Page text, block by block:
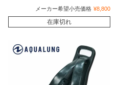
メーカー希望小売価格 ¥8,800
在庫切れ